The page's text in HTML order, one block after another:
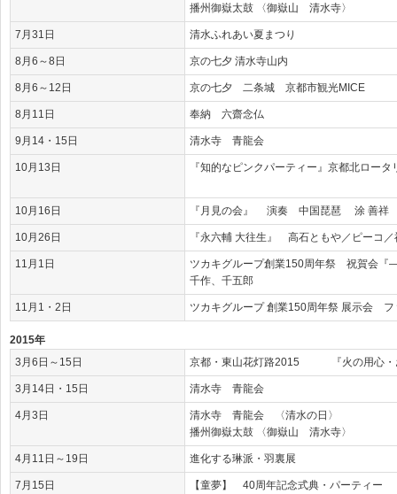
播州御嶽太鼓 〈御嶽山 清水寺〉
7月31日 清水ふれあい夏まつり
8月6～8日 京の七夕 清水寺山内
8月6～12日 京の七夕 二条城 京都市観光MICE
8月11日 奉納 六齋念仏
9月14・15日 清水寺 青龍会
10月13日 『知的なピンクパーティー』京都北ロー
10月16日 『月見の会』 演奏 中国琵琶 涂 善祥
10月26日 『永六輔 大往生』 高石ともや／ピーコ
11月1日
ツカキグループ創業150周年祭 祝賀会
千作、千五郎
11月1・2日 ツカキグループ 創業150周年祭 展示会 フ
2015年
3月6日～15日
京都・東山花灯路2015 『火の用心・
3月14日・15日 清水寺 青龍会
4月3日
清水寺 青龍会 〈清水の日〉
播州御嶽太鼓 〈御嶽山 清水寺〉
4月11日～19日 進化する琳派・羽裏展
7月15日
【童夢】 40周年記念式典・パーティー